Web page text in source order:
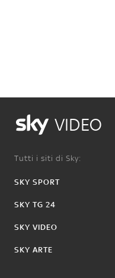
VIDEO
Tutti i siti di Sky:
SKY SPORT
SKY TG 24
SKY VIDEO
SKY ARTE